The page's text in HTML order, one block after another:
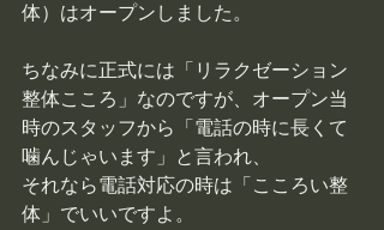
体）はオープンしました。
ちなみに正式には「リラクゼーション
整体こころ」なのですが、オープン当
時のスタッフから「電話の時に長くて
噛んじゃいます」と言われ、
それなら電話対応の時は「こころい整
体」でいいですよ。